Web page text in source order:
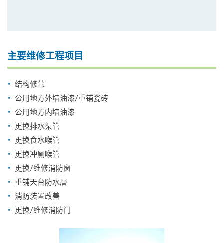
主要维修工程项目
结构修葺
公用地方外墙油漆/重铺瓷砖
公用地方内墙油漆
更换排水渠管
更换食水喉管
更换冲厕喉管
更换/维修消防窗
重铺天台防水層
消防装置改善
更换/维修消防门